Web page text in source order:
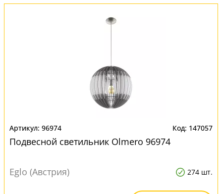
96974 147057
Подвесной светильник Olmero 96974
Eglo (Австрия) 274 шт.